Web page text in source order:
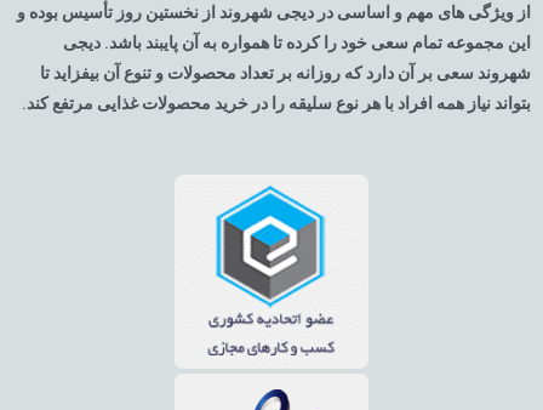
از ویژگی های مهم و اساسی در دیجی شهروند از نخستین روز تأسیس بوده و
این مجموعه تمام سعی خود را کرده تا همواره به آن پایبند باشد. دیجی
شهروند سعی بر آن دارد که روزانه بر تعداد محصولات و تنوع آن بیفزاید تا
بتواند نیاز همه افراد با هر نوع سلیقه را در خرید محصولات غذایی مرتفع کند.